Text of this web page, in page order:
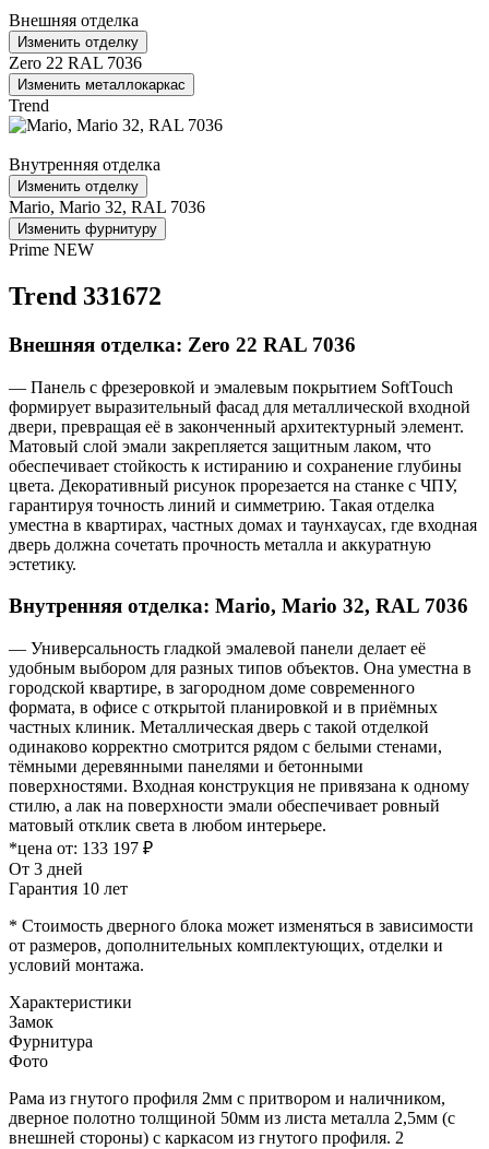
Внешняя отделка
Изменить отделку
Zero 22 RAL 7036
Изменить металлокаркас
Trend
Внутренняя отделка
Изменить отделку
Mario, Mario 32, RAL 7036
Изменить фурнитуру
Prime NEW
Trend 331672
Внешняя отделка: Zero 22 RAL 7036
— Панель с фрезеровкой и эмалевым покрытием SoftTouch
формирует выразительный фасад для металлической входной
двери, превращая её в законченный архитектурный элемент.
Матовый слой эмали закрепляется защитным лаком, что
обеспечивает стойкость к истиранию и сохранение глубины
цвета. Декоративный рисунок прорезается на станке с ЧПУ,
гарантируя точность линий и симметрию. Такая отделка
уместна в квартирах, частных домах и таунхаусах, где входная
дверь должна сочетать прочность металла и аккуратную
эстетику.
Внутренняя отделка: Mario, Mario 32, RAL 7036
— Универсальность гладкой эмалевой панели делает её
удобным выбором для разных типов объектов. Она уместна в
городской квартире, в загородном доме современного
формата, в офисе с открытой планировкой и в приёмных
частных клиник. Металлическая дверь с такой отделкой
одинаково корректно смотрится рядом с белыми стенами,
тёмными деревянными панелями и бетонными
поверхностями. Входная конструкция не привязана к одному
стилю, а лак на поверхности эмали обеспечивает ровный
матовый отклик света в любом интерьере.
*цена от: 133 197 ₽
От 3 дней
Гарантия 10 лет
* Стоимость дверного блока может изменяться в зависимости
от размеров, дополнительных комплектующих, отделки и
условий монтажа.
Характеристики
Замок
Фурнитура
Фото
Рама из гнутого профиля 2мм с притвором и наличником,
дверное полотно толщиной 50мм из листа металла 2,5мм (с
внешней стороны) c каркасом из гнутого профиля. 2